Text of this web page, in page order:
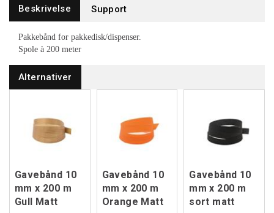
Beskrivelse Support
Pakkebånd for pakkedisk/dispenser.
Spole à 200 meter
Alternativer
Gavebånd 10
mm x 200 m
Gull Matt
Gavebånd 10
mm x 200 m
Orange Matt
Gavebånd 10
mm x 200 m
sort matt